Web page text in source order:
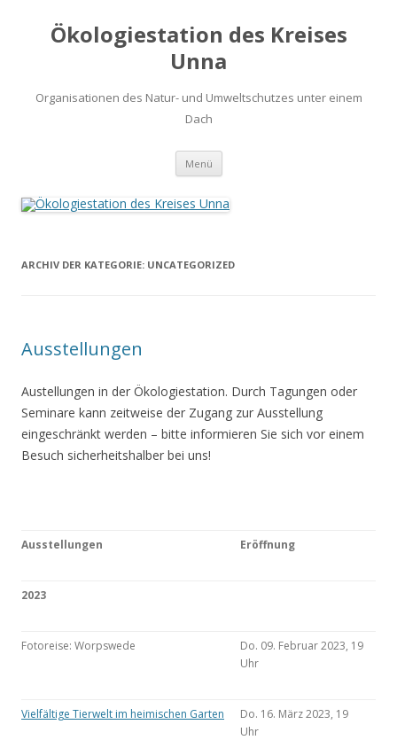
Ökologiestation des Kreises
Unna
Organisationen des Natur- und Umweltschutzes unter einem
Dach
Menü Zum
springen
ARCHIV DER KATEGORIE: UNCATEGORIZED
Ausstellungen
Austellungen in der Ökologiestation. Durch Tagungen oder
Seminare kann zeitweise der Zugang zur Ausstellung
eingeschränkt werden – bitte informieren Sie sich vor einem
Besuch sicherheitshalber bei uns!
Ausstellungen Eröffnung
2023
Fotoreise: Worpswede
Do. 09. Februar 2023, 19
Uhr
Vielfältige Tierwelt im heimischen Garten
Do. 16. März 2023, 19
Uhr